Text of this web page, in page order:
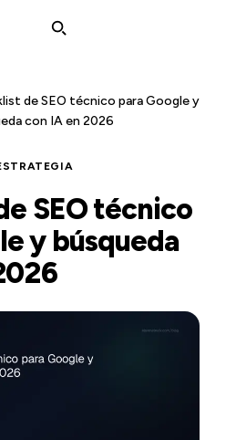
de SEO técnico para Google y
con IA en 2026
SEO técnico
y búsqueda